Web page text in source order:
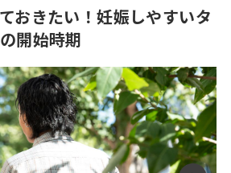
おきたい！妊娠しやすいタ
開始時期